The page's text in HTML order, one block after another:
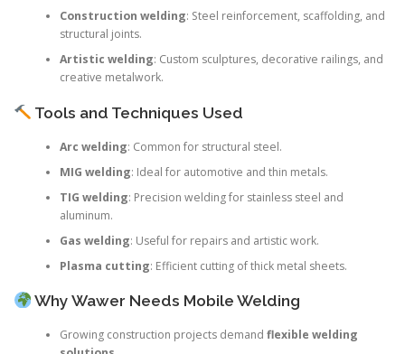
Construction welding: Steel reinforcement, scaffolding, and
structural joints.
Artistic welding: Custom sculptures, decorative railings, and
creative metalwork.
Tools and Techniques Used
Arc welding: Common for structural steel.
MIG welding: Ideal for automotive and thin metals.
TIG welding: Precision welding for stainless steel and
aluminum.
Gas welding: Useful for repairs and artistic work.
Plasma cutting: Efficient cutting of thick metal sheets.
Why Wawer Needs Mobile Welding
Growing construction projects demand flexible welding